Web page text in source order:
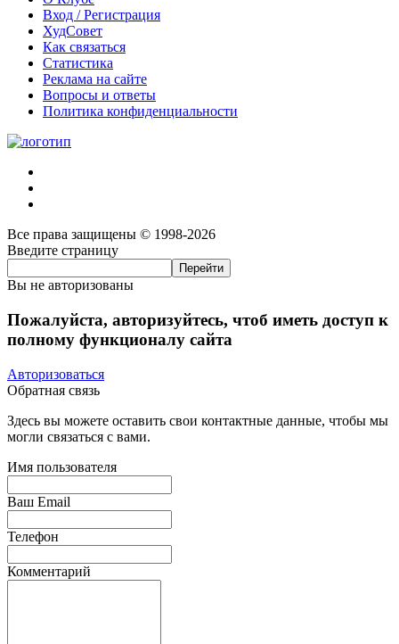
Вход / Регистрация
ХудСовет
Как связаться
Статистика
Реклама на сайте
Вопросы и ответы
Политика конфиденциальности
Все права защищены © 1998-2026
Введите страницу
Вы не авторизованы
Пожалуйста, авторизуйтесь, чтоб иметь доступ к
полному функционалу сайта
Авторизоваться
Обратная связь
Здесь вы можете оставить свои контактные данные, чтобы мы
могли связаться с вами.
Имя пользователя
Ваш Email
Телефон
Комментарий